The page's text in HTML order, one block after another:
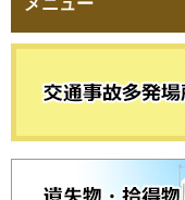
メニュー